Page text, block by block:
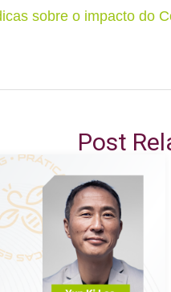
sobre o impacto do
Post